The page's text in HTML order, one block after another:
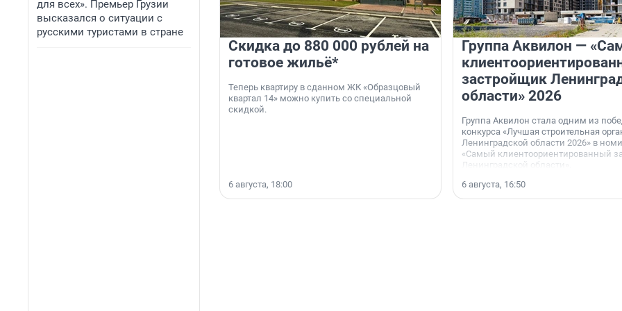
для всех». Премьер Грузии
высказался о ситуации с
русскими туристами в стране
Скидка до 880 000 рублей на
готовое жильё*
Теперь квартиру в сданном ЖК «Образцовый
квартал 14» можно купить со специальной
скидкой.
6 августа, 18:00
Группа Аквилон —
застройщик
области» 2026
Группа Аквилон стала одним из
конкурса «Лучшая строительная
Ленинградской области 2026» в
«Самый клиентоориентированный
Ленинградской области».
6 августа, 16:50